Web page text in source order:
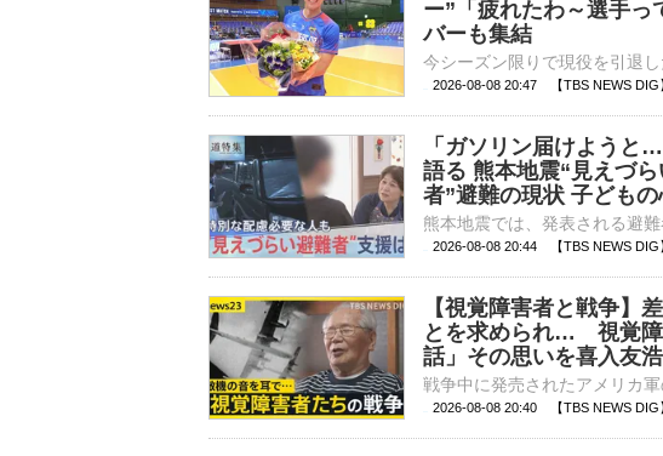
ー”「疲れたわ～選手っ
バーも集結
2026-08-08 20:47 【TBS NEWS DIG
「ガソリン届けようと
語る 熊本地震“見えづ
者”避難の現状 子どもの
2026-08-08 20:44 【TBS NEWS DIG
【視覚障害者と戦争】
とを求められ… 視覚障
話」その思いを喜入友
2026-08-08 20:40 【TBS NEWS DIG